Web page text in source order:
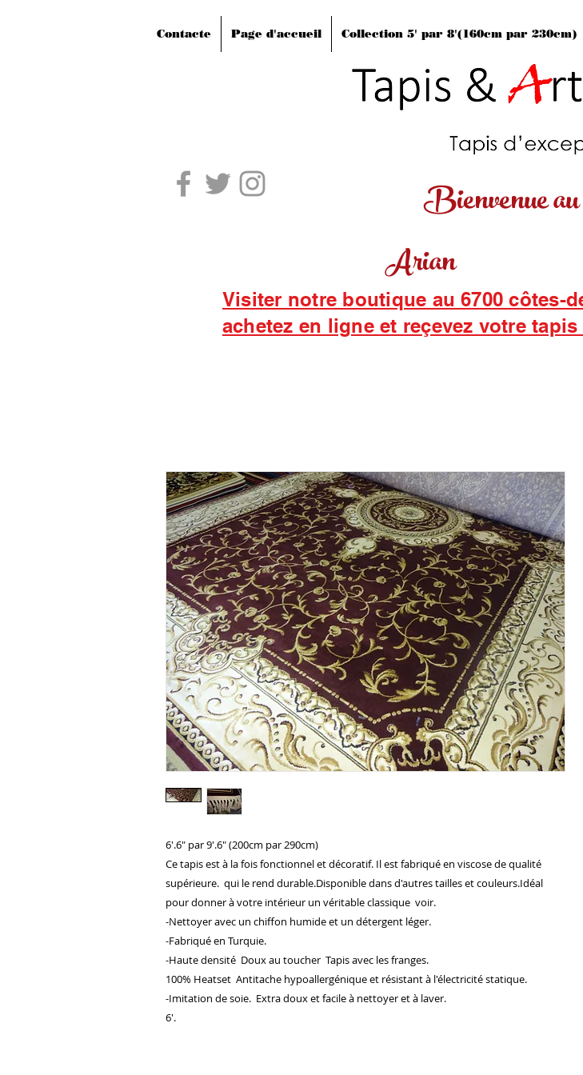
Contacte Page d'accueil Collection 5' par 8'(160cm par 230cm)
Bienvenue
Arian
Visiter notre boutique au 6700 côtes-
achetez en ligne et reçevez votre
6'.6" par 9'.6" (200cm par 290cm)
Ce tapis est à la fois fonctionnel et décoratif. Il est fabriqué en viscose de qualité
supérieure. qui le rend durable.Disponible dans d'autres tailles et couleurs.Idéal
pour donner à votre intérieur un véritable classique voir.
-Nettoyer avec un chiffon humide et un détergent léger.
-Fabriqué en Turquie.
-Haute densité Doux au toucher Tapis avec les franges.
100% Heatset Antitache hypoallergénique et résistant à l'électricité statique.
-Imitation de soie. Extra doux et facile à nettoyer et à laver.
6'.